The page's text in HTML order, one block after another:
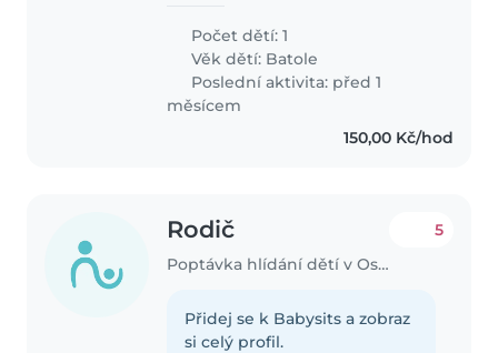
Počet dětí: 1
Věk dětí: Batole
Poslední aktivita: před 1
měsícem
150,00 Kč/hod
Rodič
Poptávka hlídání dětí v Ostrava
5
Přidej se k Babysits a zobraz
si celý profil.